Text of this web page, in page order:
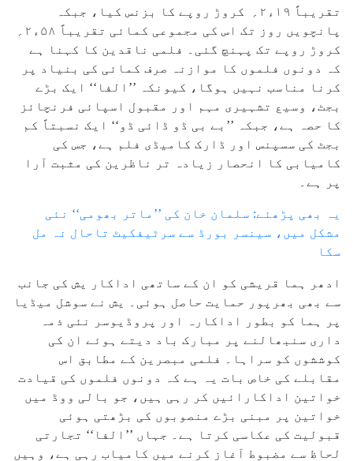
تقریباً ۱۹ء۲؍ کروڑ روپے کا بزنس کیا، جبکہ
کروڑ روپے تک پہنچ گئی۔ فلمی ناقدین کا کہنا ہے
کہ دونوں فلموں کا موازنہ صرف کمائی کی بنیاد پر
کرنا مناسب نہیں ہوگا، کیونکہ ’’الفا‘‘ ایک بڑے
بجٹ، وسیع تشہیری مہم اور مقبول اسپائی فرنچائز
کا حصہ ہے، جبکہ ’’بے بی ڈو ڈائی ڈو‘‘ ایک نسبتاً کم
بجٹ کی سسپنس اور ڈارک کامیڈی فلم ہے، جس کی
کامیابی کا انحصار زیادہ تر ناظرین کی مثبت آرا
پر ہے۔
یہ بھی پڑھئے: سلمان خان کی ’’ماتر بھومی‘‘ نئی
مشکل میں، سینسر بورڈ سے سرٹیفکیٹ تاحال نہ مل
سکا
ادھر ہما قریشی کو ان کے ساتھی اداکار یش کی جانب
سے بھی بھرپور حمایت حاصل ہوئی۔ یش نے سوشل میڈیا
پر ہما کو بطور اداکارہ اور پروڈیوسر نئی ذمہ
داری سنبھالنے پر مبارک باد دیتے ہوئے ان کی
کوششوں کو سراہا۔ فلمی مبصرین کے مطابق اس
مقابلے کی خاص بات یہ ہے کہ دونوں فلموں کی قیادت
خواتین اداکارائیں کر رہی ہیں، جو بالی ووڈ میں
خواتین پر مبنی بڑے منصوبوں کی بڑھتی ہوئی
قبولیت کی عکاسی کرتا ہے۔ جہاں ’’الفا‘‘ تجارتی
لحاظ سے مضبوط آغاز کرنے میں کامیاب رہی ہے، وہیں